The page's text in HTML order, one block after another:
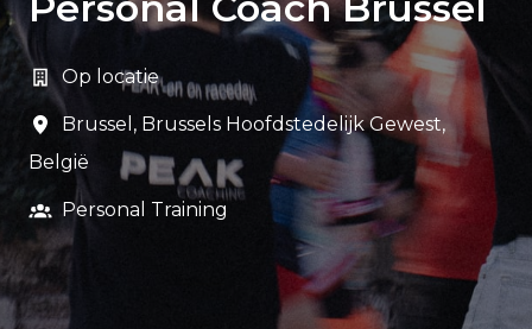
Op locatie
Brussel , Brussels Hoofdstedelijk Gewest,
België
Personal Training